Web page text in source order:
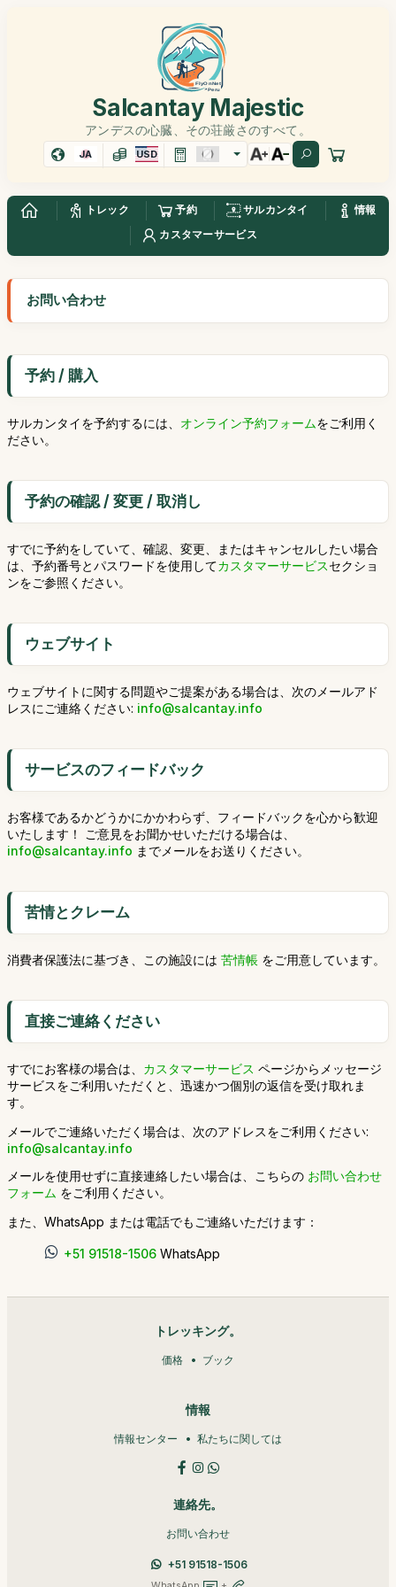
Salcantay Majestic
アンデスの心臓、その荘厳さのすべて。
JA USD
トレック 予約 サルカンタイ
情報
カスタマーサービス
お問い合わせ
予約 / 購入
サルカンタイを予約するには、 オンライン予約フォームをご利用く
ださい。
予約の確認 / 変更 / 取消し
すでに予約をしていて、確認、変更、またはキャンセルしたい場合
は、予約番号とパスワードを使用してカスタマーサービスセクショ
ンをご参照ください。
ウェブサイト
ウェブサイトに関する問題やご提案がある場合は、次のメールアド
レスにご連絡ください: info@salcantay.info
サービスのフィードバック
お客様であるかどうかにかかわらず、フィードバックを心から歓迎
いたします！ ご意見をお聞かせいただける場合は、
info@salcantay.info までメールをお送りください。
苦情とクレーム
消費者保護法に基づき、この施設には 苦情帳 をご用意しています。
直接ご連絡ください
すでにお客様の場合は、 カスタマーサービス ページからメッセージ
サービスをご利用いただくと、迅速かつ個別の返信を受け取れま
す。
メールでご連絡いただく場合は、次のアドレスをご利用ください:
info@salcantay.info
メールを使用せずに直接連絡したい場合は、こちらの お問い合わせ
フォーム をご利用ください。
また、WhatsApp または電話でもご連絡いただけます：
+51 91518-1506 WhatsApp
トレッキング。
価格 ブック
情報
情報センター 私たちに関しては
連絡先。
お問い合わせ
+51 91518-1506